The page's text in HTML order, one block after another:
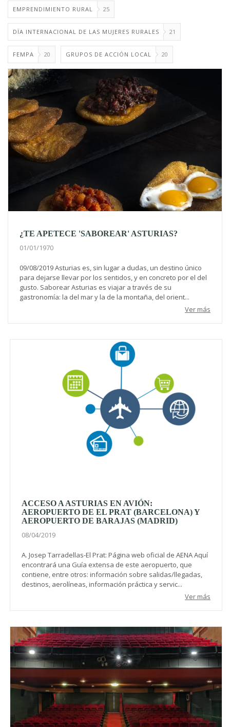
EMPRENDIMIENTO RURAL 25
DÏA INTERNACIONAL DE LAS MUJERES RURALES 21
FEMPA 20 GRUPOS DE ACCIÓN LOCAL 20
¿TE APETECE 'SABOREAR' ASTURIAS?
01/01/1970
09/08/2019 Asturias es, sin lugar a dudas, un destino único
para dejarse llevar por los sentidos, y en concreto por el del
gusto. Saborear Asturias es viajar a través de su
gastronomía: la del mar y la de la montaña, del orient...
Ver más
ACCESO A ASTURIAS EN AVIÓN:
AEROPUERTO DE EL PRAT (BARCELONA) Y
AEROPUERTO DE BARAJAS (MADRID)
08/04/2019
A. Josep Tarradellas-El Prat: Página web oficial de AENA Aquí
encontrará una Guía extensa de este aeropuerto, que
contiene, entre otros: información sobre salidas/llegadas,
destinos, aerolíneas, información práctica y servic...
Ver más